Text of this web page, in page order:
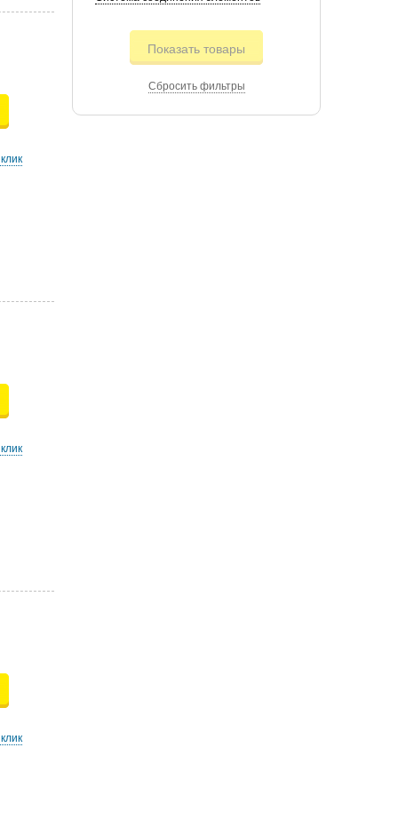
Показать товары
Сбросить фильтры